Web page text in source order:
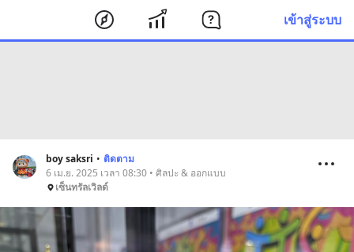
เข้าสู่ระบบ
boy saksri • ติดตาม
6 เม.ย. 2025 เวลา 08:30 • ศิลปะ & ออกแบบ
เซ็นทรัลเวิลด์